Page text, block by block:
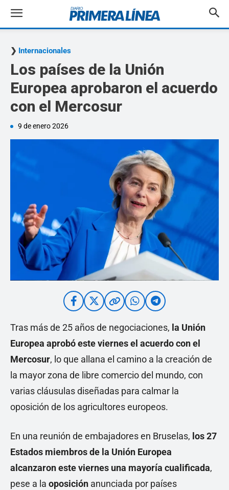
Internacionales
Los países de la Unión
Europea aprobaron el acuerdo
con el Mercosur
9 de enero 2026
Tras más de 25 años de negociaciones, la Unión
Europea aprobó este viernes el acuerdo con el
Mercosur, lo que allana el camino a la creación de
la mayor zona de libre comercio del mundo, con
varias cláusulas diseñadas para calmar la
oposición de los agricultores europeos.
En una reunión de embajadores en Bruselas, los 27
Estados miembros de la Unión Europea
alcanzaron este viernes una mayoría cualificada,
pese a la oposición anunciada por países